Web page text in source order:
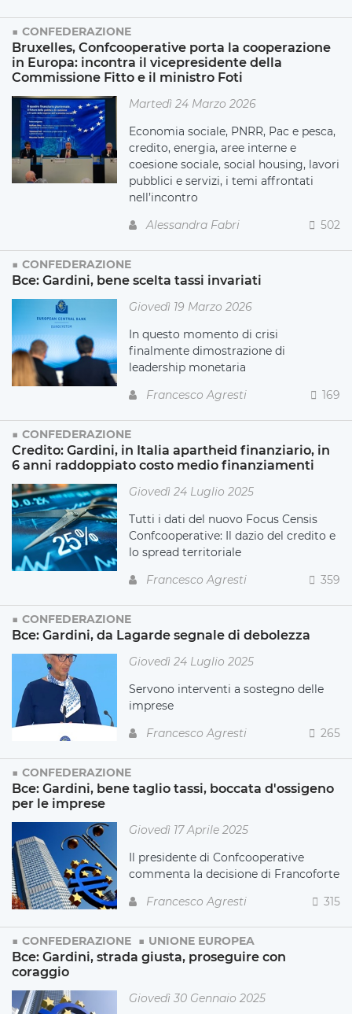
CONFEDERAZIONE
Bruxelles, Confcooperative porta la cooperazione
in Europa: incontra il vicepresidente della
Commissione Fitto e il ministro Foti
Martedì 24 Marzo 2026
Economia sociale, PNRR, Pac e pesca,
credito, energia, aree interne e
coesione sociale, social housing, lavori
pubblici e servizi, i temi affrontati
nell’incontro
Alessandra Fabri
502
CONFEDERAZIONE
Bce: Gardini, bene scelta tassi invariati
Giovedì 19 Marzo 2026
In questo momento di crisi
finalmente dimostrazione di
leadership monetaria
Francesco Agresti
169
CONFEDERAZIONE
Credito: Gardini, in Italia apartheid finanziario, in
6 anni raddoppiato costo medio finanziamenti
Giovedì 24 Luglio 2025
Tutti i dati del nuovo Focus Censis
Confcooperative: Il dazio del credito e
lo spread territoriale
Francesco Agresti
359
CONFEDERAZIONE
Bce: Gardini, da Lagarde segnale di debolezza
Giovedì 24 Luglio 2025
Servono interventi a sostegno delle
imprese
Francesco Agresti
265
CONFEDERAZIONE
Bce: Gardini, bene taglio tassi, boccata d'ossigeno
per le imprese
Giovedì 17 Aprile 2025
Il presidente di Confcooperative
commenta la decisione di Francoforte
Francesco Agresti
315
CONFEDERAZIONE UNIONE EUROPEA
Bce: Gardini, strada giusta, proseguire con
coraggio
Giovedì 30 Gennaio 2025